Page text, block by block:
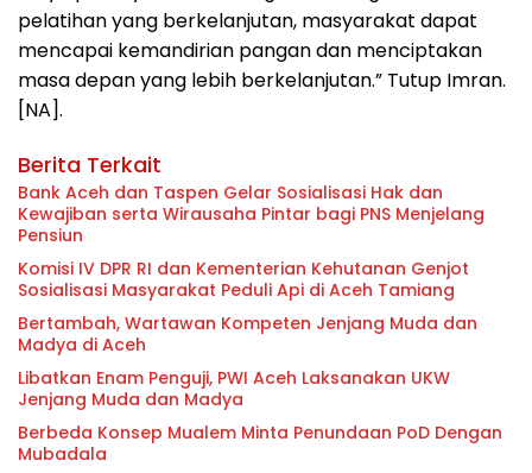
pelatihan yang berkelanjutan, masyarakat dapat
mencapai kemandirian pangan dan menciptakan
masa depan yang lebih berkelanjutan.” Tutup Imran.
[NA].
Berita Terkait
Bank Aceh dan Taspen Gelar Sosialisasi Hak dan
Kewajiban serta Wirausaha Pintar bagi PNS Menjelang
Pensiun
Komisi IV DPR RI dan Kementerian Kehutanan Genjot
Sosialisasi Masyarakat Peduli Api di Aceh Tamiang
Bertambah, Wartawan Kompeten Jenjang Muda dan
Madya di Aceh
Libatkan Enam Penguji, PWI Aceh Laksanakan UKW
Jenjang Muda dan Madya
Berbeda Konsep Mualem Minta Penundaan PoD Dengan
Mubadala